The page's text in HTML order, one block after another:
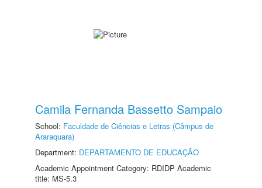
Camila Fernanda Bassetto Sampaio
School: Faculdade de Ciências e Letras (Câmpus de
Araraquara)
Department: DEPARTAMENTO DE EDUCAÇÃO
Academic Appointment Category: RDIDP Academic
title: MS-5.3